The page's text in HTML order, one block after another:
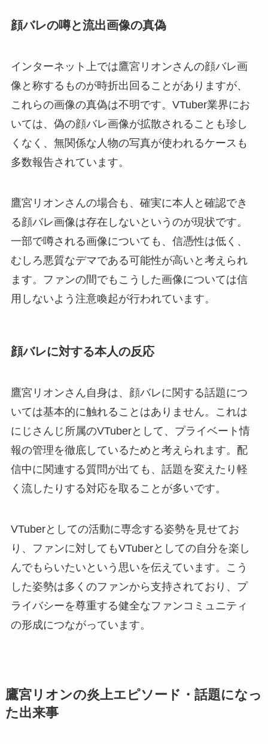
顔バレの噂と流出画像の真偽
インターネット上では鷹宮リオンさんの顔バレ画
像と称するものが時折出回ることがありますが、
これらの画像の真偽は不明です。VTuber業界にお
いては、偽の顔バレ画像が拡散されることも珍し
くなく、無関係な人物の写真が使われるケースも
多数報告されています。
鷹宮リオンさんの場合も、確実に本人と確認でき
る顔バレ画像は存在しないというのが現状です。
一部で噂される画像についても、信憑性は低く、
むしろ悪質なデマである可能性が高いと考えられ
ます。ファンの間でもこうした画像については信
用しないよう注意喚起が行われています。
顔バレに対する本人の反応
鷹宮リオンさん自身は、顔バレに関する話題につ
いては基本的に触れることはありません。これは
にじさんじ所属のVTuberとして、プライベート情
報の管理を徹底しているためと考えられます。配
信中に関連する質問が出ても、話題を変えたり軽
く流したりする対応を取ることが多いです。
VTuberとしての活動に専念する姿勢を見せてお
り、ファンに対してもVTuberとしての自分を楽し
んでもらいたいという思いを伝えています。こう
した姿勢は多くのファンから支持されており、プ
ライバシーを尊重する健全なファンコミュニティ
の形成につながっています。
鷹宮リオンの炎上エピソード・話題になっ
た出来事